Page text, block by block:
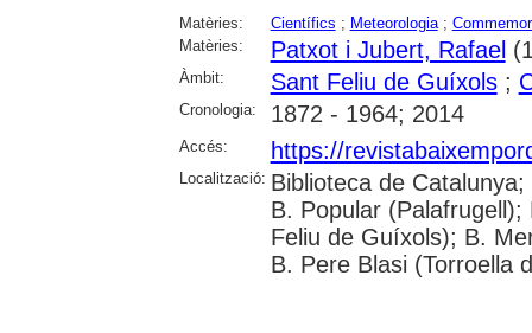
Matèries: Científics ; Meteorologia;
Matèries:
Patxot i Jubert, Rafael
Àmbit: Sant Feliu de Guíxols;
Cronologia: 1872 - 1964; 2014
Accés: https://
Localització: Biblioteca de
B. Popular
Feliu de Guíxols); B.
B. Pere Blasi (Torroella